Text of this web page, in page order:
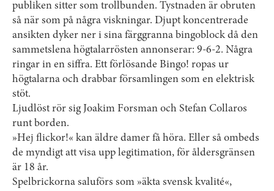
publiken sitter som trollbunden. Tystnaden är obruten
så när som på några viskningar. Djupt koncentrerade
ansikten dyker ner i sina färggranna bingoblock då den
sammetslena högtalarrösten annonserar: 9-6-2. Några
ringar in en siffra. Ett förlösande Bingo! ropas ur
högtalarna och drabbar församlingen som en elektrisk
stöt.
Ljudlöst rör sig Joakim Forsman och ­Stefan Collaros
runt borden.
»Hej flickor!« kan äldre damer få höra. Eller så ombeds
de myndigt att visa upp ­legitimation, för åldersgränsen
är 18 år.
Spelbrickorna saluförs som »äkta svensk kvalité«,